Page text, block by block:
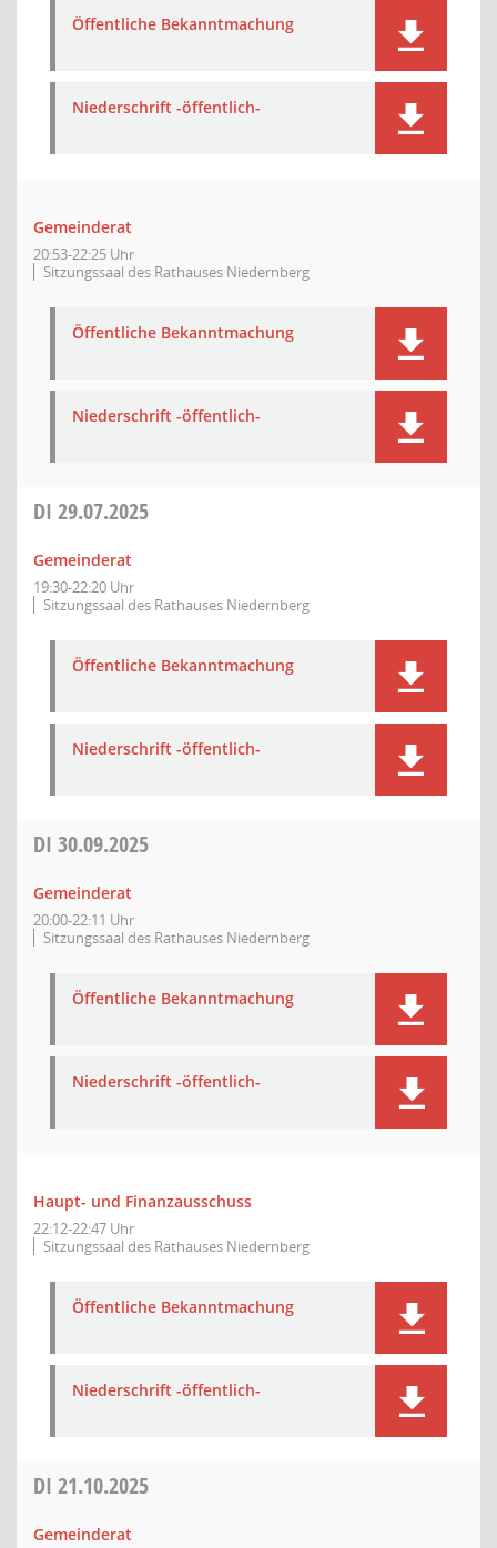
Öffentliche Bekanntmachung
Niederschrift -öffentlich-
Gemeinderat
20:53-22:25 Uhr
Sitzungssaal des Rathauses Niedernberg
Öffentliche Bekanntmachung
Niederschrift -öffentlich-
DI 29.07.2025
Gemeinderat
19:30-22:20 Uhr
Sitzungssaal des Rathauses Niedernberg
Öffentliche Bekanntmachung
Niederschrift -öffentlich-
DI 30.09.2025
Gemeinderat
20:00-22:11 Uhr
Sitzungssaal des Rathauses Niedernberg
Öffentliche Bekanntmachung
Niederschrift -öffentlich-
Haupt- und Finanzausschuss
22:12-22:47 Uhr
Sitzungssaal des Rathauses Niedernberg
Öffentliche Bekanntmachung
Niederschrift -öffentlich-
DI 21.10.2025
Gemeinderat